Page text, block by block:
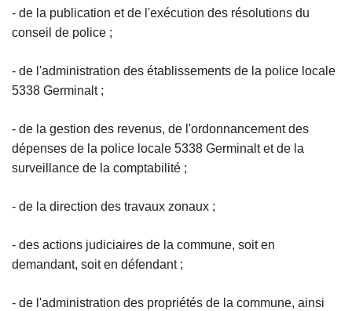
- de la publication et de l'exécution des résolutions du
conseil de police ;
- de l'administration des établissements de la police locale
5338 Germinalt ;
- de la gestion des revenus, de l'ordonnancement des
dépenses de la police locale 5338 Germinalt et de la
surveillance de la comptabilité ;
- de la direction des travaux zonaux ;
- des actions judiciaires de la commune, soit en
demandant, soit en défendant ;
- de l'administration des propriétés de la commune, ainsi